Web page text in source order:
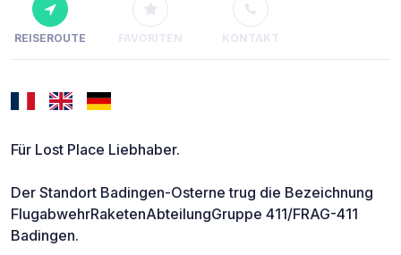
REISEROUTE FAVORITEN KONTAKT
Für Lost Place Liebhaber.
Der Standort Badingen-Osterne trug die Bezeichnung
FlugabwehrRaketenAbteilungGruppe 411/FRAG-411
Badingen.